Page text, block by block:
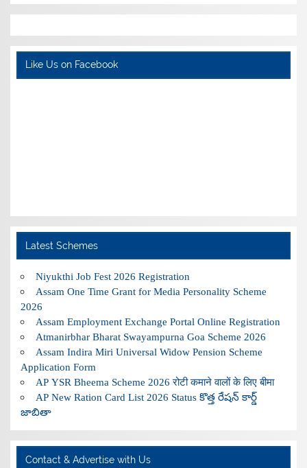
Like Us on Facebook
Latest Schemes
Niyukthi Job Fest 2026 Registration
Assam One Time Grant for Media Personality Scheme
2026
Assam Employment Exchange Portal Online Registration
Atmanirbhar Bharat Swayampurna Goa Scheme 2026
Assam Indira Miri Universal Widow Pension Scheme
Application Form
AP YSR Bheema Scheme 2026 रोटी कमाने वालों के लिए बीमा
AP New Ration Card List 2026 Status కొత్త రేషన్ కార్డ్
జాబితా
Contact & Advertise with Us